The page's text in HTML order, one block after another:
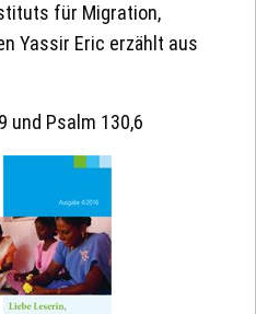
für Migration,
Yassir Eric erzählt aus
und Psalm 130,6